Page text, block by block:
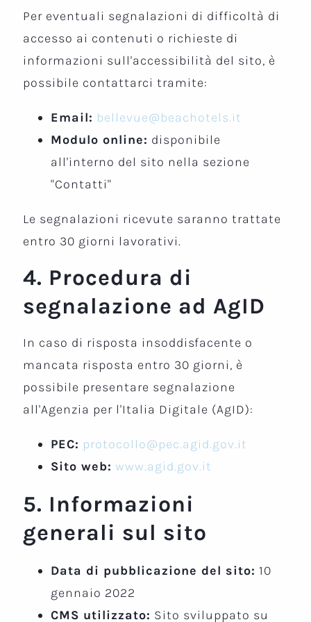
Per eventuali segnalazioni di difficoltà di
accesso ai contenuti o richieste di
informazioni sull'accessibilità del sito, è
possibile contattarci tramite:
Email: bellevue@beachotels.it
Modulo online: disponibile
all'interno del sito nella sezione
"Contatti"
Le segnalazioni ricevute saranno trattate
entro 30 giorni lavorativi.
4. Procedura di
segnalazione ad AgID
In caso di risposta insoddisfacente o
mancata risposta entro 30 giorni, è
possibile presentare segnalazione
all'Agenzia per l'Italia Digitale (AgID):
PEC: protocollo@pec.agid.gov.it
Sito web: www.agid.gov.it
5. Informazioni
generali sul sito
Data di pubblicazione del sito: 10
gennaio 2022
CMS utilizzato: Sito sviluppato su